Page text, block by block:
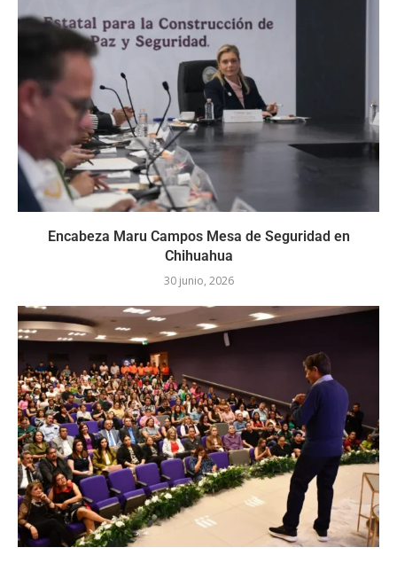
Encabeza Maru Campos Mesa de Seguridad en
Chihuahua
30 junio, 2026